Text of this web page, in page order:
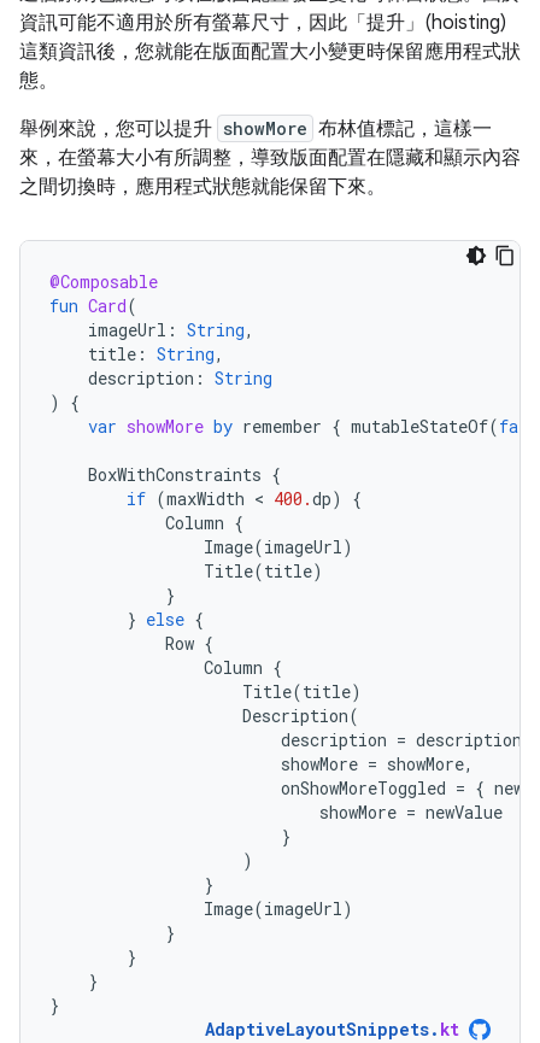
資訊可能不適用於所有螢幕尺寸，因此「提升」(hoisting)
這類資訊後，您就能在版面配置大小變更時保留應用程式狀
態。
舉例來說，您可以提升 showMore 布林值標記，這樣一
來，在螢幕大小有所調整，導致版面配置在隱藏和顯示內容
之間切換時，應用程式狀態就能保留下來。
@Composable
fun Card(
imageUrl : String,
title : String,
description : String
)
{
var showMore by remember { mutableStateOf(
BoxWithConstraints {
if (maxWidth < 400.dp)
{
Column {
Image(imageUrl)
Title(title)
}
} else {
Row {
Column {
Title(title)
Description(
description = description
showMore = showMore,
onShowMoreToggled = {
showMore = newValue
}
)
}
Image(imageUrl)
}
}
}
}
AdaptiveLayoutSnippets. kt